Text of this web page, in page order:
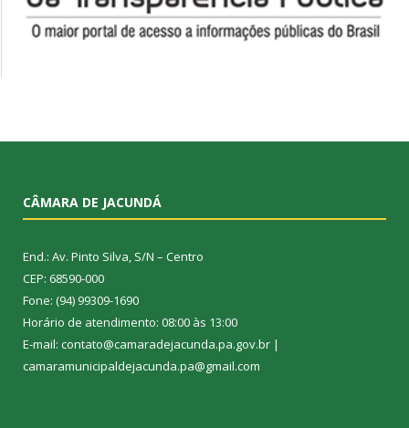
CÂMARA DE JACUNDÁ
End.: Av. Pinto Silva, S/N – Centro
CEP: 68590-000
Fone: (94) 99309-1690
Horário de atendimento: 08:00 às 13:00
E-mail: contato@camaradejacunda.pa.gov.br |
camaramunicipaldejacunda.pa@gmail.com